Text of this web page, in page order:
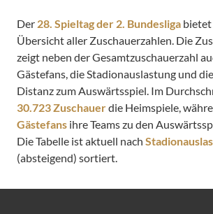
Der 28. Spieltag der 2. Bundesliga
Übersicht aller Zuschauerzahlen. Die
zeigt neben der Gesamtzuschauerzahl
Gästefans, die Stadionauslastung und
Distanz zum Auswärtsspiel. Im
30.723 Zuschauerdie Heimspiele,
Gästefans ihre Teams zu den
Die Tabelle ist aktuell nach
(absteigend) sortiert.